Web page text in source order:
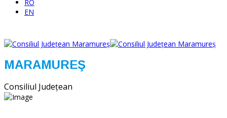
RO
EN
MARAMUREŞ
Consiliul Judeţean